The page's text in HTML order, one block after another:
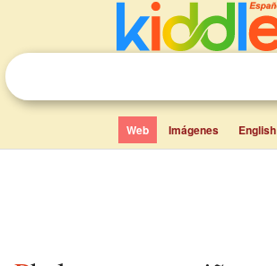
Web Imágenes English